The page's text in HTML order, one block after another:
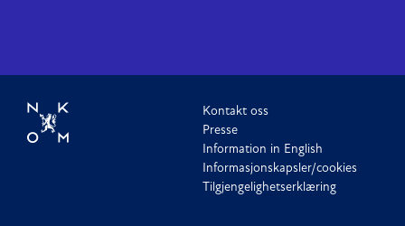
Kontakt oss
Presse
Information in English
Informasjonskapsler/cookies
Tilgjengelighetserklæring